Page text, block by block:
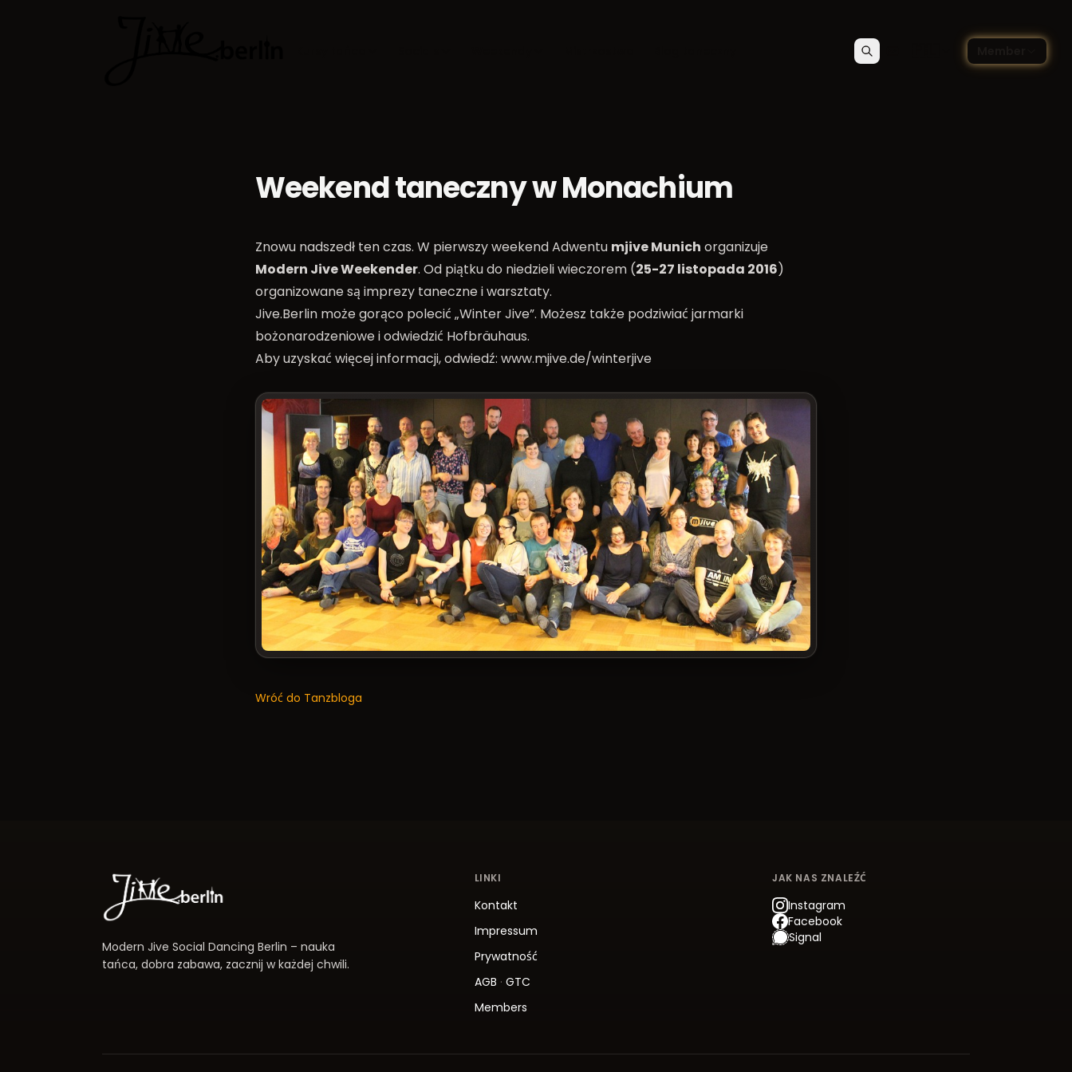
Szukaj Wybierz język — Polski
Weekend taneczny w Monachium
Znowu nadszedł ten czas. W pierwszy weekend Adwentu mjive Munich organizuje
Modern Jive Weekender. Od piątku do niedzieli wieczorem (25-27 listopada 2016)
organizowane są imprezy taneczne i warsztaty.
Jive.Berlin może gorąco polecić „Winter Jive”. Możesz także podziwiać jarmarki
bożonarodzeniowe i odwiedzić Hofbräuhaus.
Aby uzyskać więcej informacji, odwiedź: www.mjive.de/winterjive
Wróć do Tanzbloga
Modern Jive Social Dancing Berlin – nauka
tańca, dobra zabawa, zacznij w każdej chwili.
LINKI
Kontakt
Impressum
Prywatność
AGB · GTC
Members
JAK NAS ZNALEŹĆ
Instagram
Facebook
Signal